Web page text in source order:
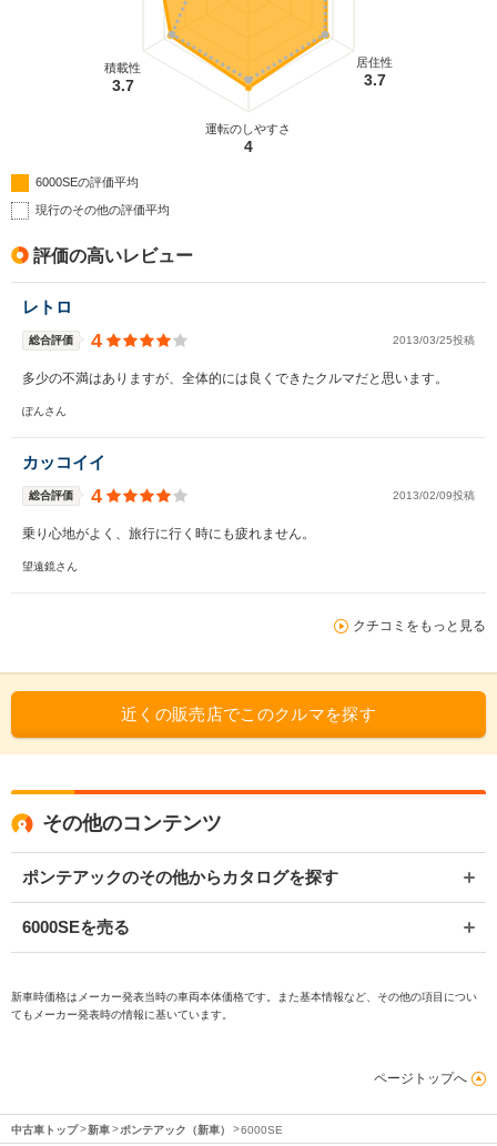
居住性
3.7
運転のしやすさ
4
積載性
3.7
6000SEの評価平均
現行のその他の評価平均
評価の高いレビュー
レトロ
総合評価 4 2013/03/25投稿
多少の不満はありますが、全体的には良くできたクルマだと思います。
ぽんさん
カッコイイ
総合評価 4 2013/02/09投稿
乗り心地がよく、旅行に行く時にも疲れません。
望遠鏡さん
クチコミをもっと見る
近くの販売店でこのクルマを探す
その他のコンテンツ
ポンテアックのその他からカタログを探す
6000SEを売る
新車時価格はメーカー発表当時の車両本体価格です。また基本情報など、その他の項目につい
てもメーカー発表時の情報に基いています。
ページトップへ
中古車トップ 新車 ポンテアック（新車） 6000SE